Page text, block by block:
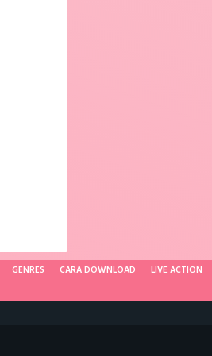
GENRES CARA DOWNLOAD
LIVE ACTION